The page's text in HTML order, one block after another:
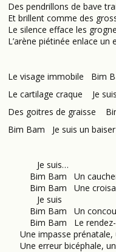
Des pendrillons de bave
Et brillent comme des
Le silence efface les
L’arène piétinée enlace
Le visage immobile
Le cartilage craque Je
Des goitres de graisse
Bim Bam Je suis un
Je suis…
Bim Bam Un
Bim Bam Une
Je suis
Bim Bam Un
Bim Bam Le rendez-
Une impasse prénatale,
Une erreur bicéphale,